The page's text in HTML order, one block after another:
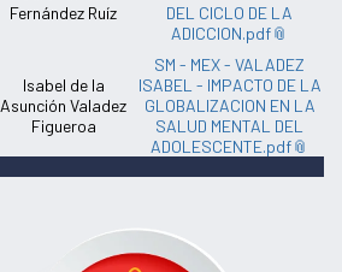
Fernández Ruíz
DEL CICLO DE LA
ADICCION.pdf
Isabel de la
Asunción Valadez
Figueroa
SM - MEX - VALADEZ
ISABEL - IMPACTO DE LA
GLOBALIZACION EN LA
SALUD MENTAL DEL
ADOLESCENTE.pdf